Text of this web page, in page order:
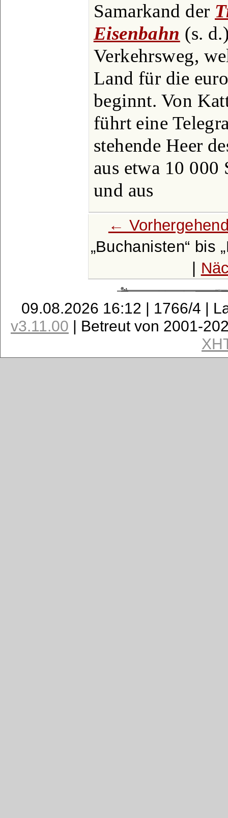
Samarkand der
Eisenbahn (s.
Verkehrsweg,
Land für die
beginnt. Von
führt eine
stehende Heer
aus etwa 10 000
und aus
←
Buchanisten
bis
|
09.08.2026 16:12 | 1766/4 |
v3.11.00 | Betreut von 2001-